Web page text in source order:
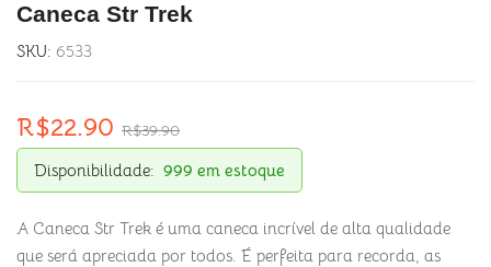
Caneca Str Trek
SKU: 6533
R$39.90
R$22.90
Disponibilidade: 999 em estoque
A Caneca Str Trek é uma caneca incrível de alta qualidade
que será apreciada por todos. É perfeita para recorda, as